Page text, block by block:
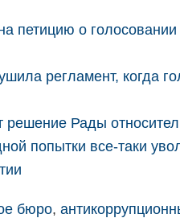
петицию о
регламент, когда
Рады
попытки все-таки
бюро,